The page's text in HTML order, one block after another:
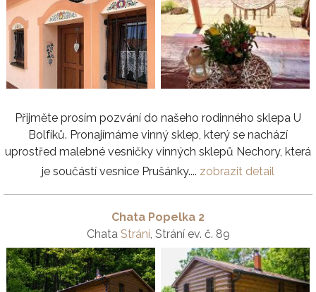
Přijměte prosím pozvání do našeho rodinného sklepa U
Bolfíků. Pronajímáme vinný sklep, který se nachází
uprostřed malebné vesničky vinných sklepů Nechory, která
je součástí vesnice Prušánky.... zobrazit detail
Chata Popelka 2
Chata Strání, Strání ev. č. 89